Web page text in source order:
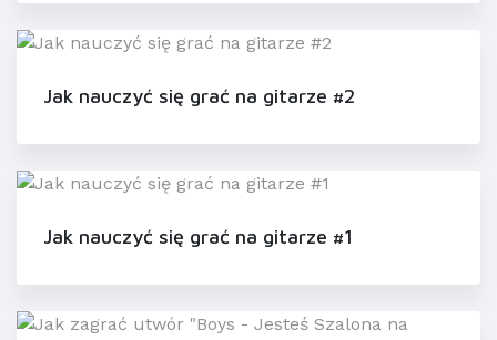
Jak nauczyć się grać na gitarze #2
Jak nauczyć się grać na gitarze #1